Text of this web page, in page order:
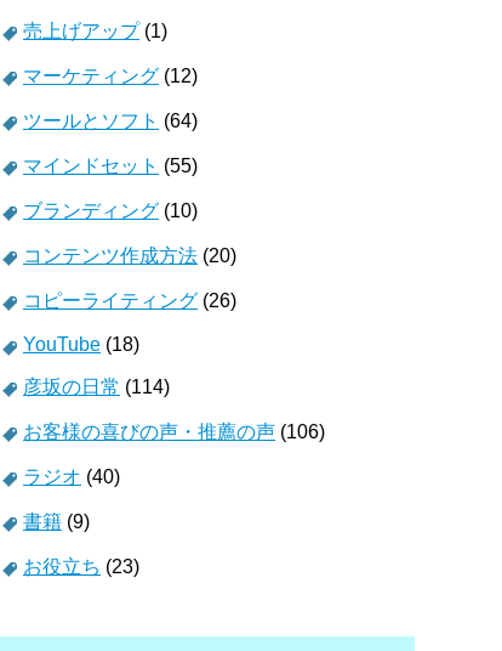
売上げアップ(1)
マーケティング (12)
ツールとソフト (64)
マインドセット (55)
ブランディング (10)
コンテンツ作成方法 (20)
コピーライティング (26)
YouTube (18)
彦坂の日常 (114)
お客様の喜びの声・推薦の声 (106)
ラジオ (40)
書籍 (9)
お役立ち (23)